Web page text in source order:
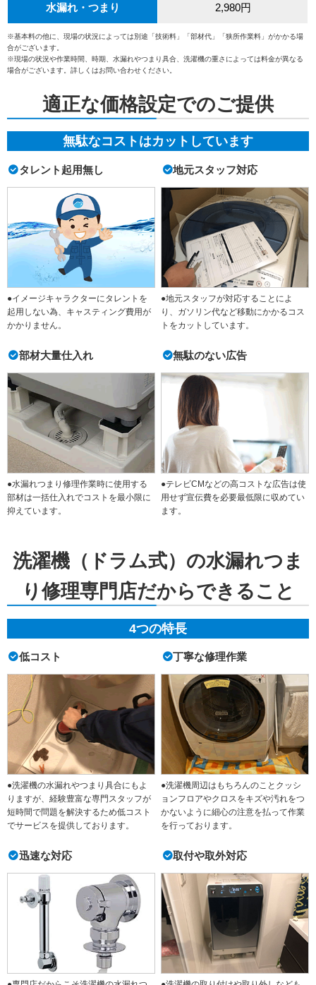
水漏れ・つまり 2,980円
※基本料の他に、現場の状況によっては別途「技術料」「部材代」「狭所作業料」がかかる場
合がございます。
※現場の状況や作業時間、時期、水漏れやつまり具合、洗濯機の重さによっては料金が異なる
場合がございます。詳しくはお問い合わせください。
適正な価格設定でのご提供
無駄なコストはカットしています
タレント起用無し
●イメージキャラクターにタレントを
起用しない為、キャスティング費用が
かかりません。
地元スタッフ対応
●地元スタッフが対応することによ
り、ガソリン代など移動にかかるコス
トをカットしています。
部材大量仕入れ
●水漏れつまり修理作業時に使用する
部材は一括仕入れでコストを最小限に
抑えています。
無駄のない広告
●テレビCMなどの高コストな広告は使
用せず宣伝費を必要最低限に収めてい
ます。
洗濯機（ドラム式）の水漏れつま
り修理専門店だからできること
4つの特長
低コスト
●洗濯機の水漏れやつまり具合にもよ
りますが、経験豊富な専門スタッフが
短時間で問題を解決するため低コスト
でサービスを提供しております。
丁寧な修理作業
●洗濯機周辺はもちろんのことクッシ
ョンフロアやクロスをキズや汚れをつ
かないように細心の注意を払って作業
を行っております。
迅速な対応 取付や取外対応